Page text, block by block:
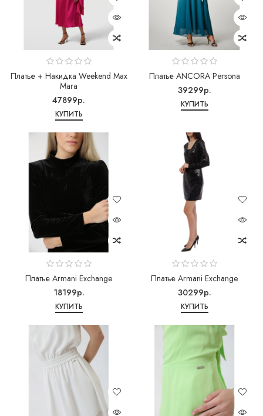
Платье + Накидка Weekend Max
Mara
47899р.
КУПИТЬ
Платье ANCORA Persona
39299р.
КУПИТЬ
Платье Armani Exchange
18199р.
КУПИТЬ
Платье Armani Exchange
30299р.
КУПИТЬ